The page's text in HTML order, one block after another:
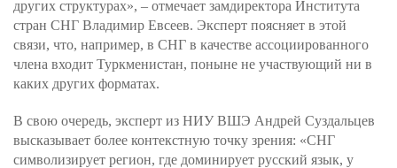
других структурах», – отмечает замдиректора Института
стран СНГ Владимир Евсеев. Эксперт поясняет в этой
связи, что, например, в СНГ в качестве ассоциированного
члена входит Туркменистан, поныне не участвующий ни в
каких других форматах.
В свою очередь, эксперт из НИУ ВШЭ Андрей Суздальцев
высказывает более контекстную точку зрения: «СНГ
символизирует регион, где доминирует русский язык, у